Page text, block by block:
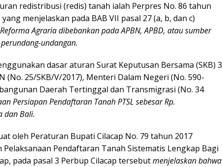
redistribusi (redis) tanah ialah Perpres No. 86 tahun
menjelaskan pada BAB VII pasal 27 (a, b, dan c)
Agraria dibebankan pada APBN, APBD, atau sumber
undangan.
dasar aturan Surat Keputusan Bersama (SKB) 3
(No. 25/SKB/V/2017), Menteri Dalam Negeri (No. 590-
Daerah Tertinggal dan Transmigrasi (No. 34
Persiapan Pendaftaran Tanah PTSL sebesar Rp.
dan Bali.
oleh Peraturan Bupati Cilacap No. 79 tahun 2017
Pendaftaran Tanah Sistematis Lengkap Bagi
pada pasal 3 Perbup Cilacap tersebutmenjelaskan bahwa